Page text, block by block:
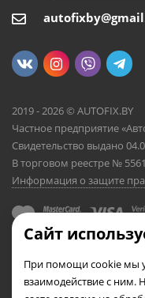
2019 - 2026 © AUTOFIX.BY
Частное предприятие
Свидетельство выдано
В торговом реестре №
Информация о защите
Сайт
При помощи cookie мы
взаимодействие с ним.